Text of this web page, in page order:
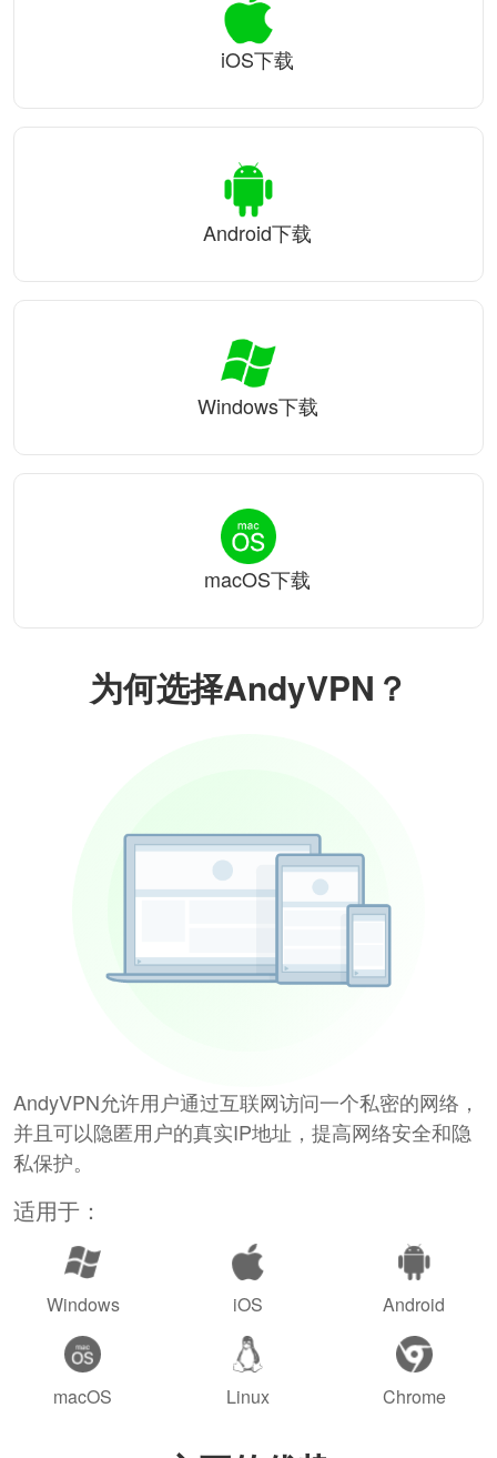
为何选择AndyVPN？
AndyVPN允许用户通过互联网访问一个私密的网络，
并且可以隐匿用户的真实IP地址，提高网络安全和隐
私保护。
适用于：
Windows iOS Android
macOS Linux Chrome
iOS下载
Android下载
Windows下载
macOS下载